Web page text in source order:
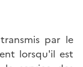
par le
lorsqu'il est